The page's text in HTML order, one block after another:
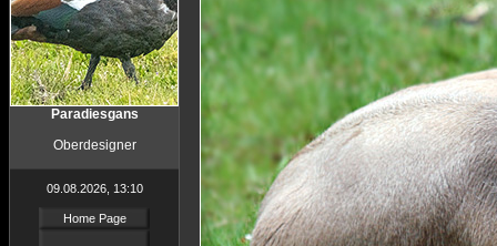
Paradiesgans
Oberdesigner
09.08.2026, 13:10
Home Page